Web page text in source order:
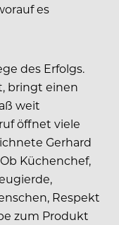
es
des Erfolgs.
bringt einen
weit
öffnet viele
Gerhard
Küchenchef,
Respekt
zum Produkt